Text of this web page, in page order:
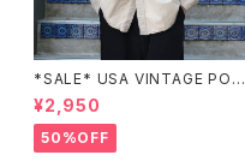
*SALE* USA VINTAGE POC
KET DESIGN SHIRT/アメリカ
古着ポケットデザインシャツ
¥2,950
50%OFF